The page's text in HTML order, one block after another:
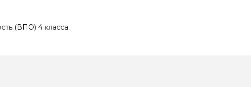
(ВПО) 4 класса.